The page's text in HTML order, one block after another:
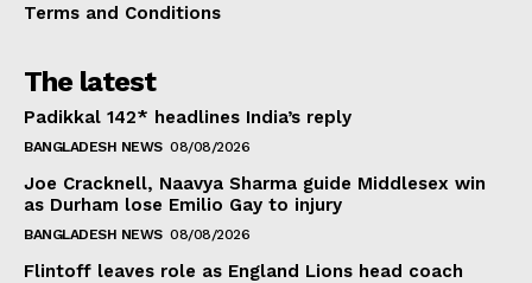
Terms and Conditions
The latest
Padikkal 142* headlines India’s reply
BANGLADESH NEWS 08/08/2026
Joe Cracknell, Naavya Sharma guide Middlesex win
as Durham lose Emilio Gay to injury
BANGLADESH NEWS 08/08/2026
Flintoff leaves role as England Lions head coach